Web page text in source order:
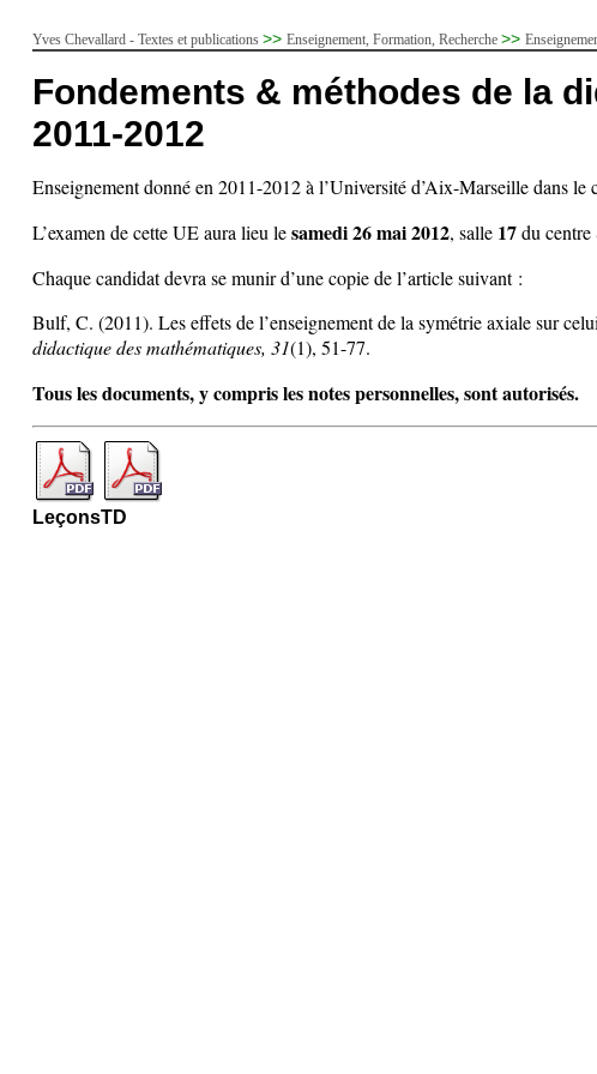
Yves Chevallard - Textes et publications >>Enseignement, Formation, Recherche >>
Fondements & méthodes de la
2011-2012
Enseignement donné en 2011-2012 à l’Université d’Aix-Marseille dans le
L’examen de cette UE aura lieu lesamedi 26 mai 2012, salle 17du
Chaque candidat devra se munir d’une copie de l’article suivant :
Bulf, C. (2011). Les effets de l’enseignement de la symétrie axiale sur
didactique des mathématiques, 31(1), 51-77.
Tous les documents, y compris les notes personnelles, sont autorisés.
LeçonsTD